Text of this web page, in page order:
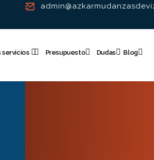
servicios Presupuesto Dudas Blog